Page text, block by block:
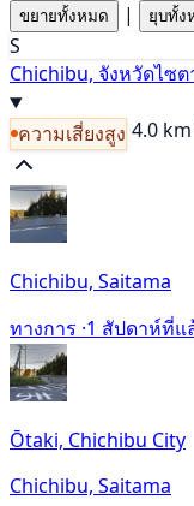
ขยายทั้งหมด | ยุบทั้ง
S
Chichibu, จังหวัดไซต
ความเสี่ยงสูง 4.0 km
Chichibu, Saitama
ทางการ ·1 สัปดาห์ที่แ
Ōtaki, Chichibu City
Chichibu, Saitama